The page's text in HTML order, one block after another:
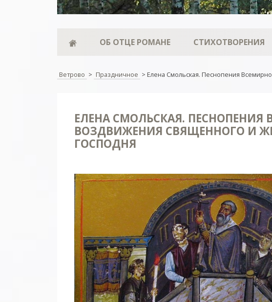
ОБ ОТЦЕ РОМАНЕ СТИХОТВОРЕНИЯ
Ветрово > Праздничное > Елена Смольская. Песнопения
ЕЛЕНА СМОЛЬСКАЯ. ПЕСНОПЕНИЯ
ВОЗДВИЖЕНИЯ СВЯЩЕННОГО И
ГОСПОДНЯ